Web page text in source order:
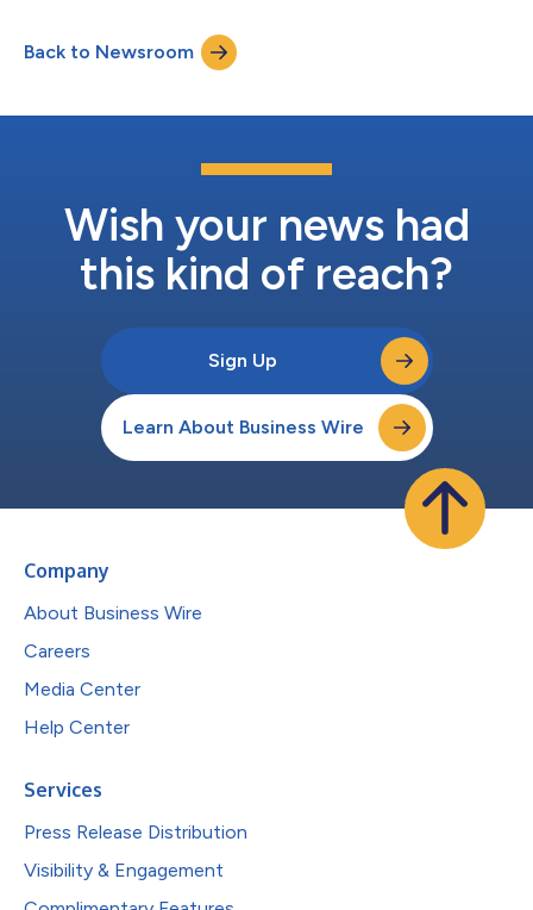
servicios públicos información detallada sobre la demanda de
la red, la generación de energía renovable y la dinámica del
mercado energético, mejorando l...
Back to Newsroom
Wish your news had
this kind of reach?
Sign Up
Learn About Business Wire
Company
About Business Wire
Careers
Media Center
Help Center
Services
Press Release Distribution
Visibility & Engagement